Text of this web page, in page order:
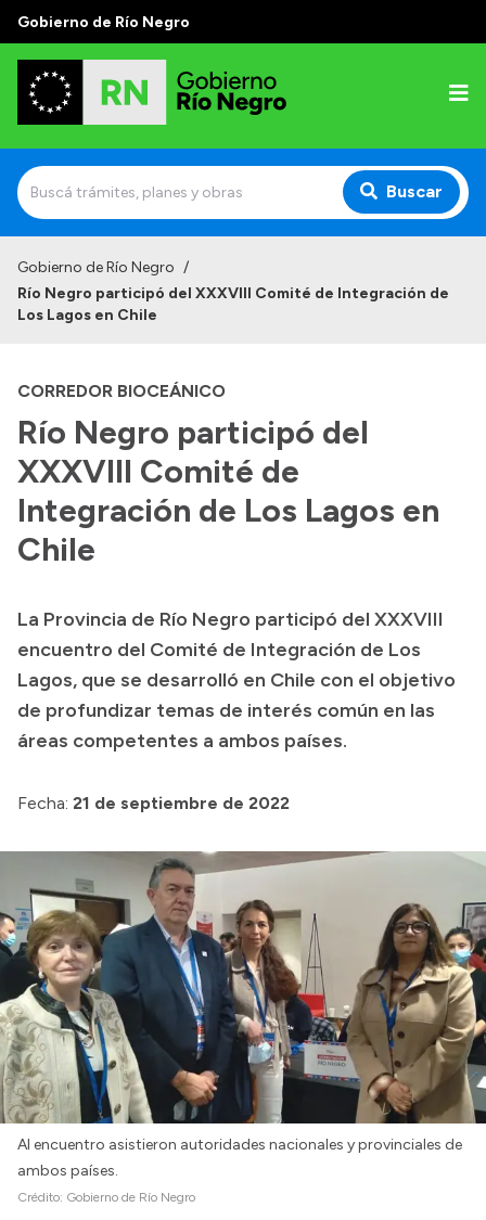
Gobierno de Río Negro
Buscar
Autoridades
Autoridades y Organismos
Discursos en la Legislatura
Casa de Gobierno
Acerca de Río Negro
Historia
Transparencia
Boletín Oficial
Compras y licitaciones
Consulta de expedientes
Consulta de pago a proveedores
Convocatorias
Intranet
Login
Gobierno de Río Negro /
Río Negro participó del XXXVIII Comité de Integración de
Los Lagos en Chile
CORREDOR BIOCEÁNICO
Río Negro participó del
XXXVIII Comité de
Integración de Los Lagos en
Chile
La Provincia de Río Negro participó del XXXVIII
encuentro del Comité de Integración de Los
Lagos, que se desarrolló en Chile con el objetivo
de profundizar temas de interés común en las
áreas competentes a ambos países.
Fecha: 21 de septiembre de 2022
Al encuentro asistieron autoridades nacionales y provinciales de
ambos países.
Crédito: Gobierno de Río Negro